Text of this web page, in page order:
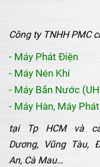
Công ty TNHH PMC
- Máy Phát Điện
- Máy Nén Khí
- Máy Bắn Nước
- Máy Hàn, Máy
tại Tp HCM và
Dương,
Vũng Tàu,
An, Cà Mau…